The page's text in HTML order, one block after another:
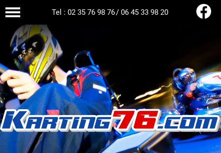
Tel : 02 35 76 98 76/ 06 45 33 98 20